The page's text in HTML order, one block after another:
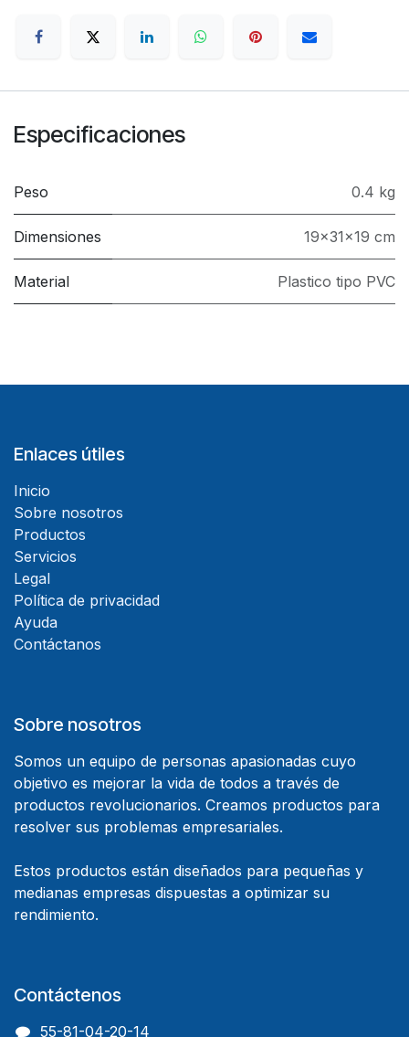
Especificaciones
Peso 0.4 kg
Dimensiones 19x31x19 cm
Material Plastico tipo PVC
Enlaces útiles
Inicio
Sobre nosotros
Productos
Servicios
Legal
Política de privacidad
Ayuda
Contáctanos
Sobre nosotros
Somos un equipo de personas apasionadas cuyo
objetivo es mejorar la vida de todos a través de
productos revolucionarios. Creamos productos para
resolver sus problemas empresariales.
Estos productos están diseñados para pequeñas y
medianas empresas dispuestas a optimizar su
rendimiento.
Contáctenos
55-81-04-20-14